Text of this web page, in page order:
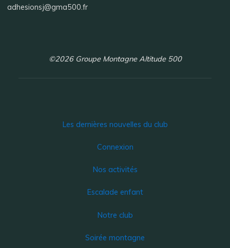
adhesionsj@gma500.fr
©2026 Groupe Montagne Altitude 500
Les dernières nouvelles du club
Connexion
Nos activités
Escalade enfant
Notre club
Soirée montagne